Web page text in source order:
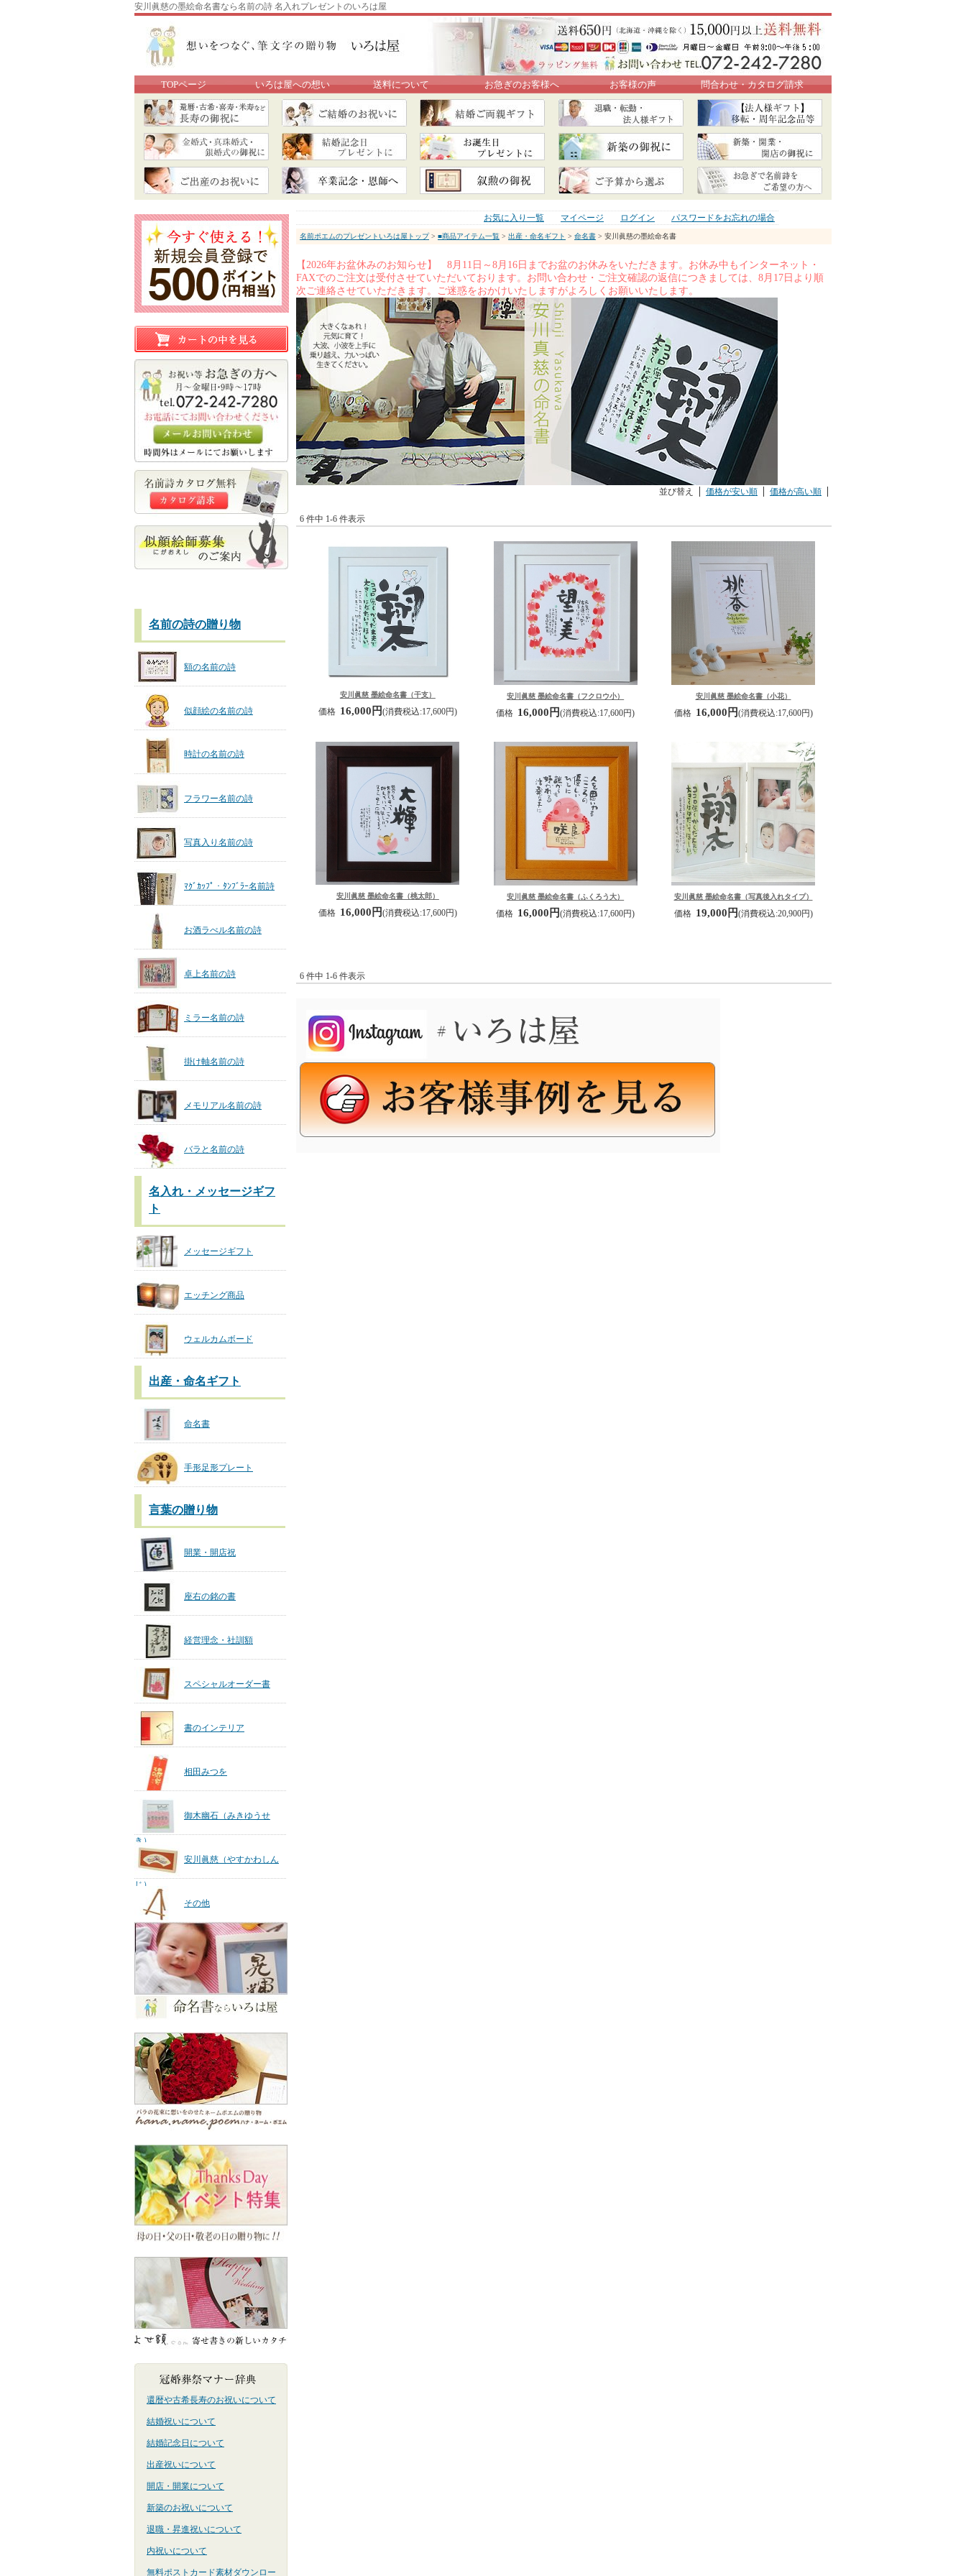
安川眞慈の墨絵命名書なら名前の詩 名入れプレゼントのいろは屋
TOPページ いろは屋への想い 送料について お急ぎのお客様へ お客様の声 問合わせ・カタログ請求
名前の詩の贈り物
額の名前の詩
似顔絵の名前の詩
時計の名前の詩
フラワー名前の詩
写真入り名前の詩
ﾏｸﾞｶｯﾌﾟ・ﾀﾝﾌﾞﾗｰ名前詩
お酒ラべル名前の詩
卓上名前の詩
ミラー名前の詩
掛け軸名前の詩
メモリアル名前の詩
バラと名前の詩
名入れ・メッセージギフ
ト
メッセージギフト
エッチング商品
ウェルカムボード
出産・命名ギフト
命名書
手形足形プレート
言葉の贈り物
開業・開店祝
座右の銘の書
経営理念・社訓額
スペシャルオーダー書
書のインテリア
相田みつを
御木幽石（みきゆうせ
き）
安川眞慈（やすかわしん
じ）
その他
還暦や古希長寿のお祝いについて
結婚祝いについて
結婚記念日について
出産祝いについて
開店・開業について
新築のお祝いについて
退職・昇進祝いについて
内祝いについて
無料ポストカード素材ダウンロー
お気に入り一覧 マイページ ログイン パスワードをお忘れの場合
名前ポエムのプレゼントいろは屋トップ> ■商品アイテム一覧 > 出産・命名ギフト > 命名書 > 安川眞慈の墨絵命名書
【2026年お盆休みのお知らせ】 8月11日～8月16日までお盆のお休みをいただきます。お休み中もインターネット・
FAXでのご注文は受付させていただいております。お問い合わせ・ご注文確認の返信につきましては、8月17日より順
次ご連絡させていただきます。ご迷惑をおかけいたしますがよろしくお願いいたします。
並び替え 価格が安い順 価格が高い順
6 件中 1-6 件表示
安川眞慈 墨絵命名書（干支）
価格 16,000円(消費税込:17,600円)
安川眞慈 墨絵命名書（フクロウ小）
価格 16,000円(消費税込:17,600円)
安川眞慈 墨絵命名書（小花）
価格 16,000円(消費税込:17,600円)
安川眞慈 墨絵命名書（桃太郎）
価格 16,000円(消費税込:17,600円)
安川眞慈 墨絵命名書（ふくろう大）
価格 16,000円(消費税込:17,600円)
安川眞慈 墨絵命名書（写真後入れタイプ）
価格 19,000円(消費税込:20,900円)
6 件中 1-6 件表示